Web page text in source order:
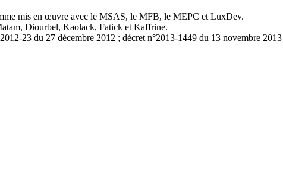
mis en œuvre avec le MSAS, le MFB, le MEPC et LuxDev.
Diourbel, Kaolack, Fatick et Kaffrine.
23 du 27 décembre 2012 ; décret n°2013-1449 du 13 novembre